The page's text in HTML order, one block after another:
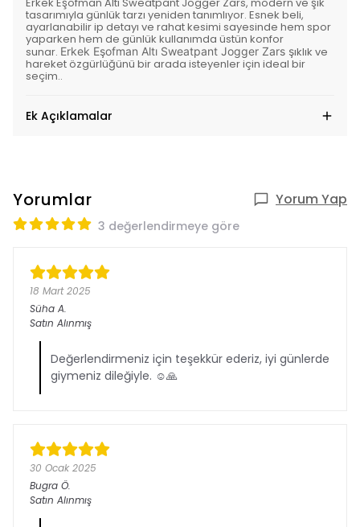
tasarımıyla günlük tarzı yeniden tanımlıyor. Esnek beli,
ayarlanabilir ip detayı ve rahat kesimi sayesinde hem spor
yaparken hem de günlük kullanımda üstün konfor
sunar. Erkek Eşofman Altı Sweatpant Jogger Zars şıklık ve
hareket özgürlüğünü bir arada isteyenler için ideal bir
seçim..
Ek Açıklamalar
Yorumlar Yorum Yap
3 değerlendirmeye göre
18 Mart 2025
Süha A.
Satın Alınmış
Değerlendirmeniz için teşekkür ederiz, iyi günlerde
giymeniz dileğiyle. ☺️🙏
30 Ocak 2025
Bugra Ö.
Satın Alınmış